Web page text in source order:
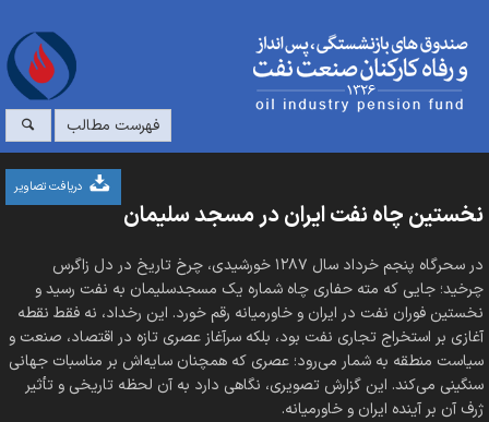
فهرست مطالب
دریافت تصاویر
نخستین چاه نفت ایران در مسجد سلیمان
در سحرگاه پنجم خرداد سال ۱۲۸۷ خورشیدی، چرخ تاریخ در دل زاگرس
چرخید؛ جایی که مته حفاری چاه شماره یک مسجدسلیمان به نفت رسید و
نخستین فوران نفت در ایران و خاورمیانه رقم خورد. این رخداد، نه فقط نقطه
آغازی بر استخراج تجاری نفت بود، بلکه سرآغاز عصری تازه در اقتصاد، صنعت و
سیاست منطقه به شمار می‌رود؛ عصری که همچنان سایه‌اش بر مناسبات جهانی
سنگینی می‌کند. این گزارش تصویری، نگاهی دارد به آن لحظه تاریخی و تأثیر
ژرف آن بر آینده ایران و خاورمیانه.